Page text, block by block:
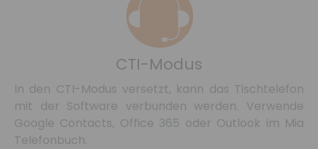
CTI-Modus
In den CTI-Modus versetzt, kann das Tischtelefon
mit der Software verbunden werden. Verwende
Google Contacts, Office 365 oder Outlook im Mia
Telefonbuch.